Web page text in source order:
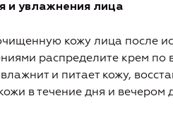
и увлажнения лица
кожу лица после
распределите крем по
и питает кожу,
в течение дня и